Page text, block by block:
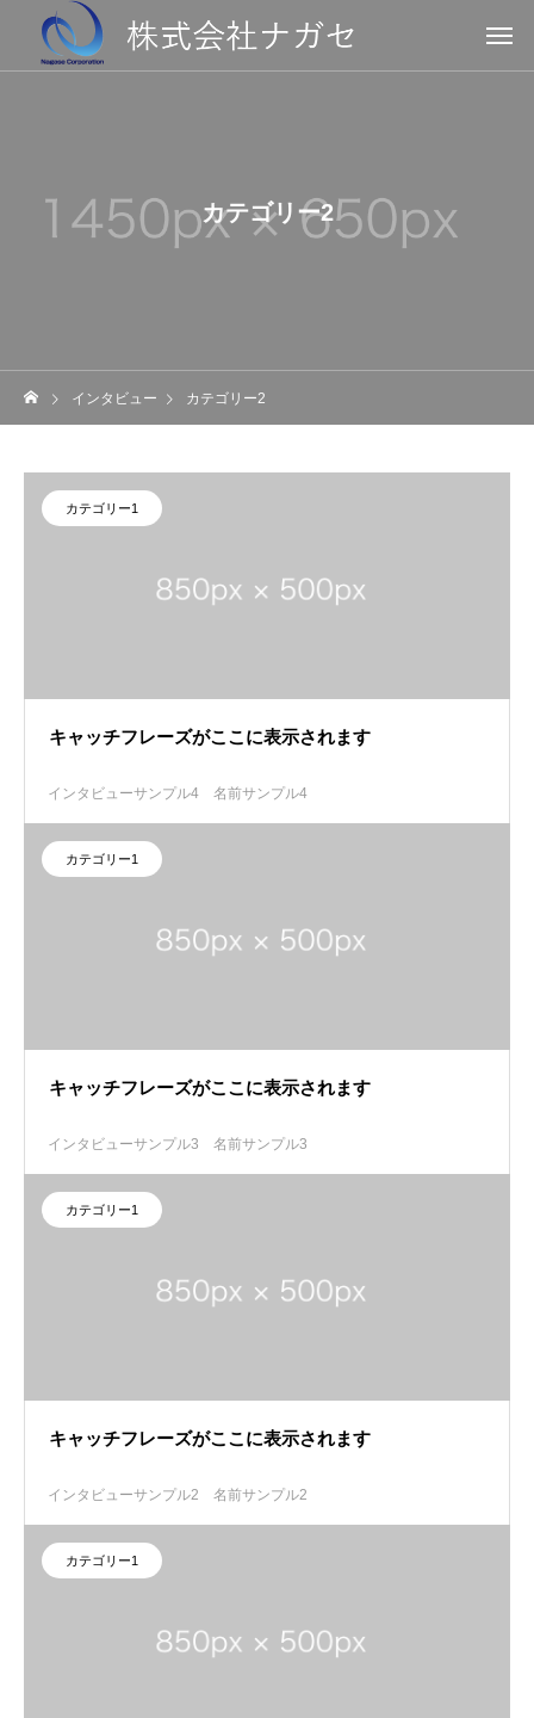
カテゴリー2
インタビュー カテゴリー2
カテゴリー1
キャッチフレーズがここに表示されます
インタビューサンプル4 名前サンプル4
カテゴリー1
キャッチフレーズがここに表示されます
インタビューサンプル3 名前サンプル3
カテゴリー1
キャッチフレーズがここに表示されます
インタビューサンプル2 名前サンプル2
カテゴリー1